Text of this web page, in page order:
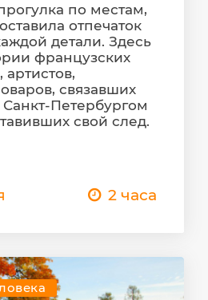
по местам,
отпечаток
детали. Здесь
французских
артистов,
связавших
Петербургом
свой след.
2 часа